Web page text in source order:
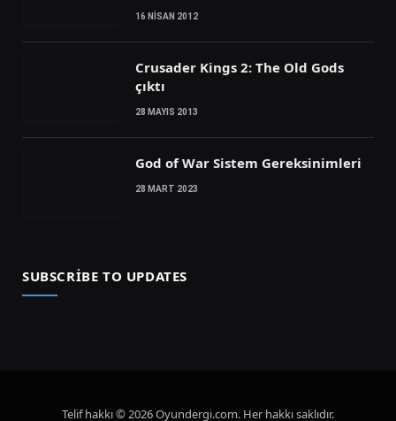
16 NISAN 2012
Crusader Kings 2: The Old Gods
çıktı
28 MAYIS 2013
God of War Sistem Gereksinimleri
28 MART 2023
SUBSCRIBE TO UPDATES
Telif hakkı © 2026 Oyundergi.com. Her hakkı saklıdır.